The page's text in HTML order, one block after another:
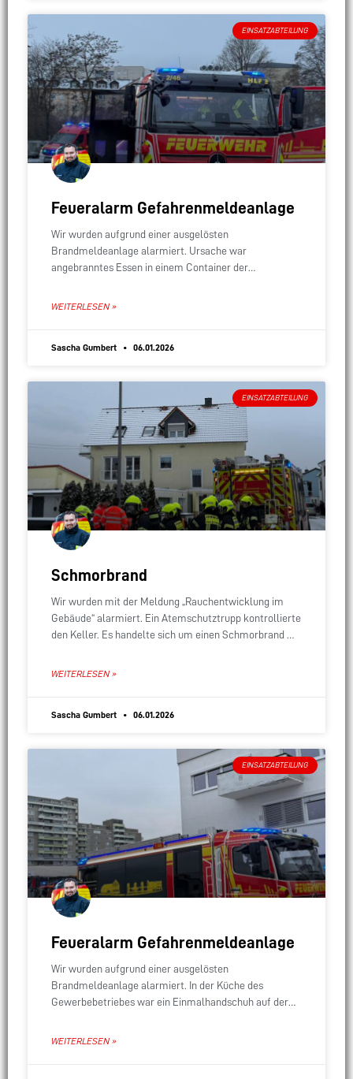
EINSATZABTEILUNG
Feueralarm Gefahrenmeldeanlage
Wir wurden aufgrund einer ausgelösten
Brandmeldeanlage alarmiert. Ursache war
angebranntes Essen in einem Container der
WEITERLESEN »
Sascha Gumbert 06.01.2026
EINSATZABTEILUNG
Schmorbrand
Wir wurden mit der Meldung „Rauchentwicklung im
Gebäude“ alarmiert. Ein Atemschutztrupp kontrollierte
den Keller. Es handelte sich um einen Schmorbrand der
WEITERLESEN »
Sascha Gumbert 06.01.2026
EINSATZABTEILUNG
Feueralarm Gefahrenmeldeanlage
Wir wurden aufgrund einer ausgelösten
Brandmeldeanlage alarmiert. In der Küche des
Gewerbebetriebes war ein Einmalhandschuh auf der
WEITERLESEN »